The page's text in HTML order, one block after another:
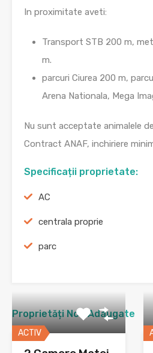
In proximitate aveti:
Transport STB 200 m,
m.
parcuri Ciurea 200 m,
Arena Nationala, Mega
Nu sunt acceptate animalele
Contract ANAF, inchiriere
Specificații proprietate:
AC
centrala proprie
parc
Proprietăți Nou Adaugate
ACTIV